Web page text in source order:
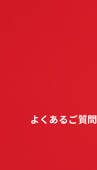
よくあるご質問